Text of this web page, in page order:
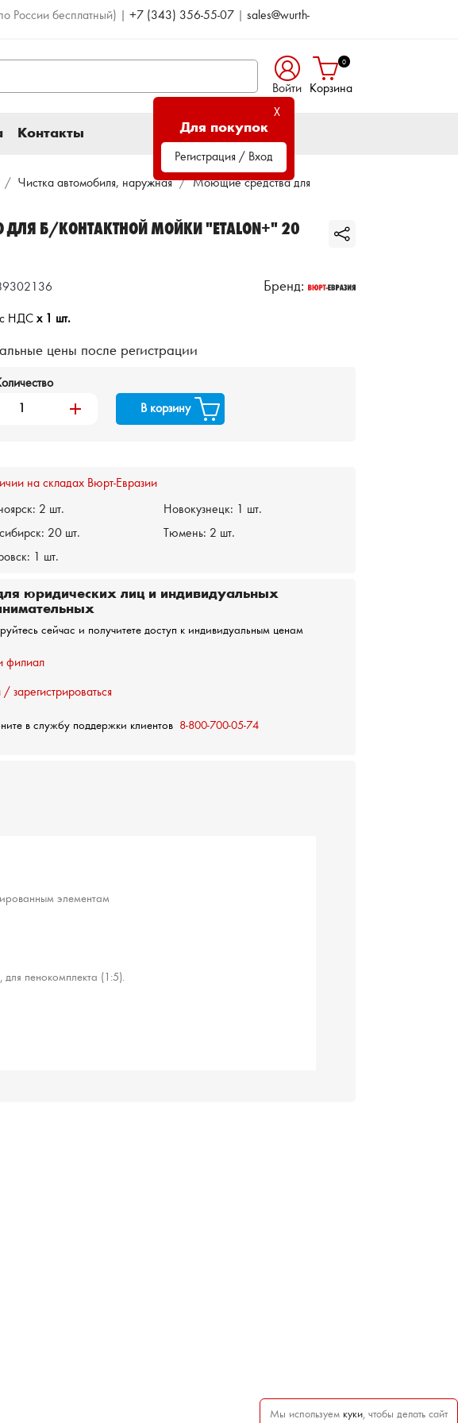
России бесплатный) |+7 (343) 356-55-07 |sales@wurth-
Мы используем куки, чтобы делать сайт
Войти
X
Для покупок
Регистрация / Вход
0
Корзина
Контакты
Чистка автомобиля, наружная
Моющие средства для
ДЛЯ Б/КОНТАКТНОЙ МОЙКИ "ETALON+" 20
Бренд:
с НДС x 1 шт.
цены после регистрации
add В корзину
на складах Вюрт-Евразии
2 шт. Новокузнецк:
1 шт.
20 шт. Тюмень: 2 шт.
1 шт.
юридических лиц и индивидуальных
сейчас и получитете доступ к индивидуальным ценам
филиал
/ зарегистрироваться
в службу поддержки клиентов 8-800-700-05-74
элементам
пенокомплекта (1:5).